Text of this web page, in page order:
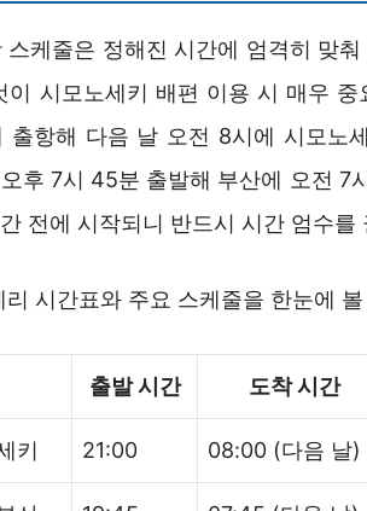
케줄은 정해진 시간에 엄격히 맞
이 시모노세키 배편 이용 시 매우
출항해 다음 날 오전 8시에 시모노
후 7시 45분 출발해 부산에 오전 7
전에 시작되니 반드시 시간 엄수를
시간표와 주요 스케줄을 한눈에
출발 시간 도착 시간
키 21:00 08:00 (다음 날)